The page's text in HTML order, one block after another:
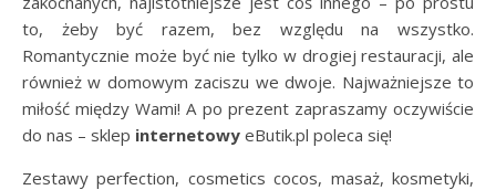
to, żeby być razem, bez względu na wszystko.
Romantycznie może być nie tylko w drogiej restauracji, ale
również w domowym zaciszu we dwoje. Najważniejsze to
miłość między Wami! A po prezent zapraszamy oczywiście
do nas – sklep internetowy eButik.pl poleca się!
Zestawy perfection, cosmetics cocos, masaż, kosmetyki,